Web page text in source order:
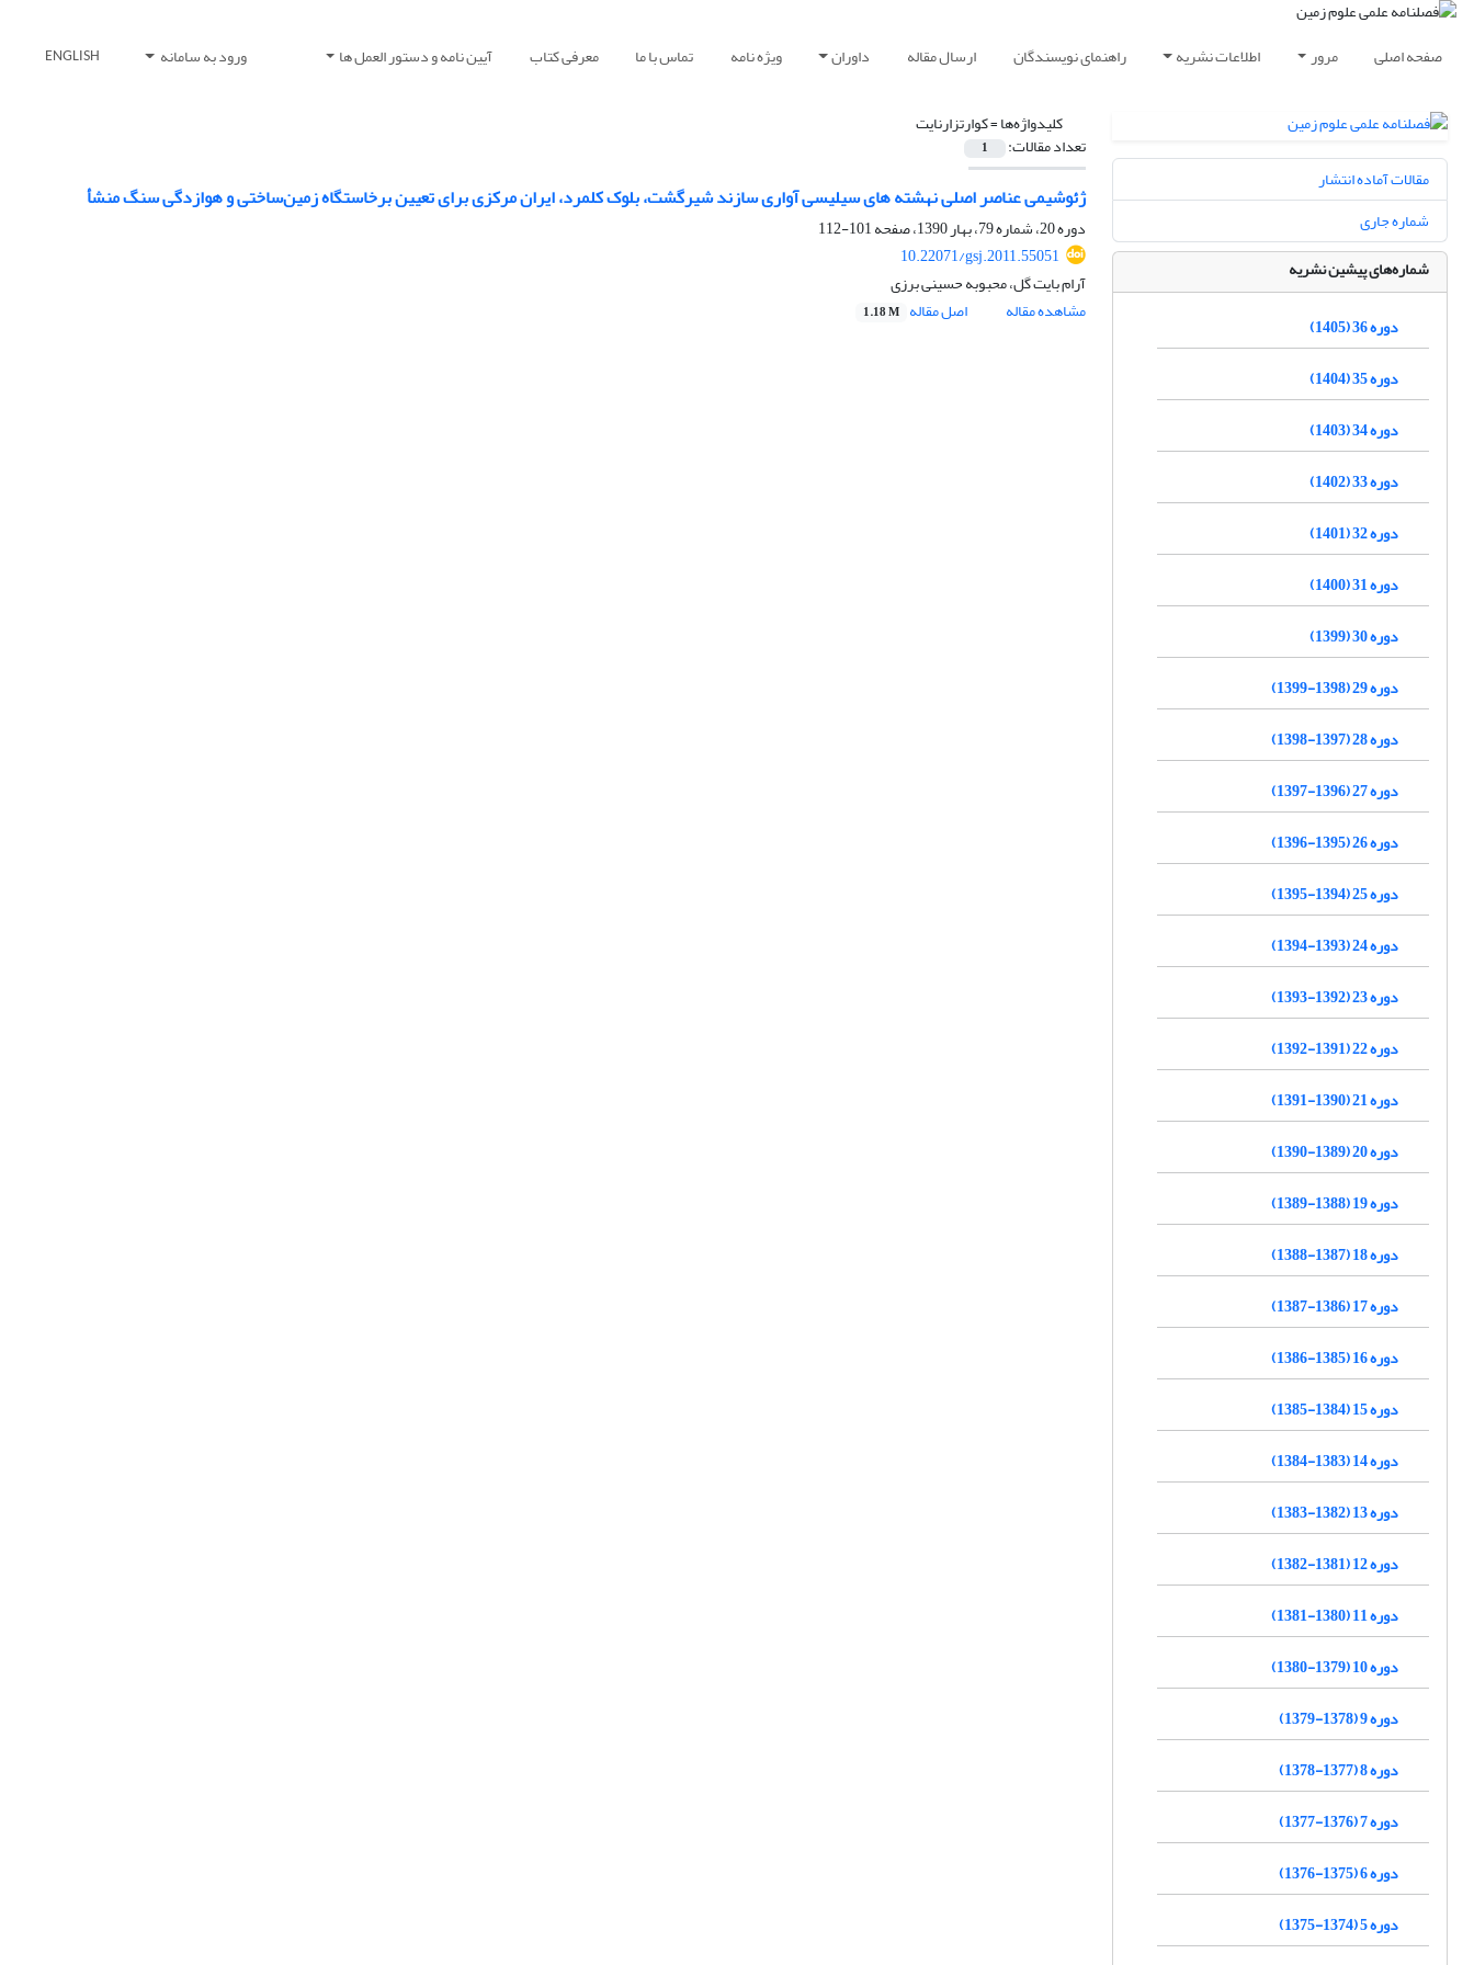
صفحه اصلی مرور اطلاعات نشریه راهنمای نویسندگان ارسال مقاله داوران ویژه نامه تماس با ما معرفی کتاب آیین نامه و دستور العمل ها ورود به سامانه ENGLISH
کلیدواژه‌ها =کوارتزارنایت
تعداد مقالات: 1
ژئوشیمی عناصر اصلی نهشته های سیلیسی آواری سازند شیرگشت، بلوک کلمرد، ایران مرکزی برای تعیین برخاستگاه زمین‌ساختی و هوازدگی سنگ منشأ
دوره 20، شماره 79، بهار 1390، صفحه
101-112
10.22071/gsj.2011.55051
آرام بایت گل، محبوبه حسینی برزی
مشاهده مقاله
اصل مقاله 1.18 M
مقالات آماده انتشار
شماره جاری
شماره‌های پیشین نشریه
دوره 36 (1405)
دوره 35 (1404)
دوره 34 (1403)
دوره 33 (1402)
دوره 32 (1401)
دوره 31 (1400)
دوره 30 (1399)
دوره 29 (1398-1399)
دوره 28 (1397-1398)
دوره 27 (1396-1397)
دوره 26 (1395-1396)
دوره 25 (1394-1395)
دوره 24 (1393-1394)
دوره 23 (1392-1393)
دوره 22 (1391-1392)
دوره 21 (1390-1391)
دوره 20 (1389-1390)
دوره 19 (1388-1389)
دوره 18 (1387-1388)
دوره 17 (1386-1387)
دوره 16 (1385-1386)
دوره 15 (1384-1385)
دوره 14 (1383-1384)
دوره 13 (1382-1383)
دوره 12 (1381-1382)
دوره 11 (1380-1381)
دوره 10 (1379-1380)
دوره 9 (1378-1379)
دوره 8 (1377-1378)
دوره 7 (1376-1377)
دوره 6 (1375-1376)
دوره 5 (1374-1375)